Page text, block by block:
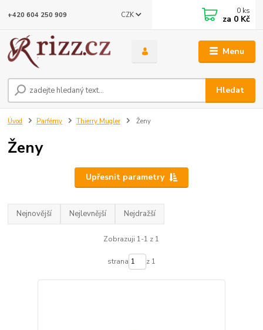
Menu
CZK
Hledat
+420 604 250 909 0 ks
za 0 Kč
Úvod Parfémy Thierry Mugler Ženy
Ženy
Upřesnit parametry
Nejnovější Nejlevnější Nejdražší
Zobrazuji 1-1 z 1
strana z 1